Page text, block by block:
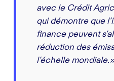
avec le Crédit
qui démontre que
finance peuvent
réduction des
l’échelle